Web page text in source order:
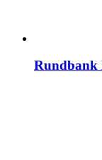
Rundbank